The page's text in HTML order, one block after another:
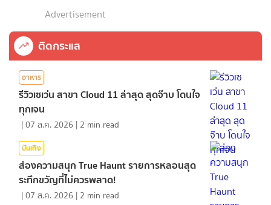
Advertisement
ติดกระแส
อาหาร
รีวิวเซเว่น สาขา Cloud 11 ล่าสุด สุดจ๊าบ โดนใจ
ทุกเจน
|07 ส.ค. 2026 | 2 min read
บันเทิง
ส่องความสนุก True Haunt รายการหลอนสุด
ระทึกขวัญที่ไม่ควรพลาด!
|07 ส.ค. 2026 | 2 min read